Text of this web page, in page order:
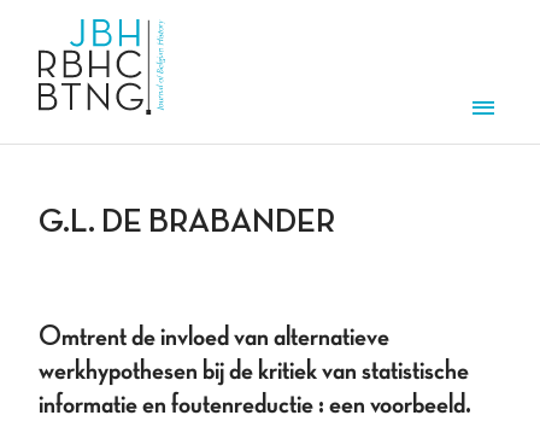
G.L. DE BRABANDER
Omtrent de invloed van alternatieve
werkhypothesen bij de kritiek van statistische
informatie en foutenreductie : een voorbeeld.